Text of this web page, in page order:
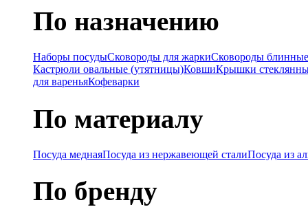
По назначению
Наборы посудыСковороды для жаркиСковороды блинные
Кастрюли овальные (утятницы)КовшиКрышки
для вареньяКофеварки
По материалу
Посуда меднаяПосуда из нержавеющей сталиПосуда из
По бренду